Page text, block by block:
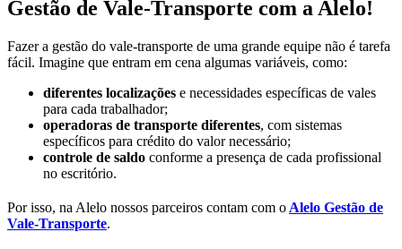
Gestão de Vale-Transporte com a Alelo!
Fazer a gestão do vale-transporte de uma grande equipe não é tarefa
fácil. Imagine que entram em cena algumas variáveis, como:
diferentes localizações e necessidades específicas de vales
para cada trabalhador;
operadoras de transporte diferentes, com sistemas
específicos para crédito do valor necessário;
controle de saldo conforme a presença de cada profissional
no escritório.
Por isso, na Alelo nossos parceiros contam com o Alelo Gestão de
Vale-Transporte.